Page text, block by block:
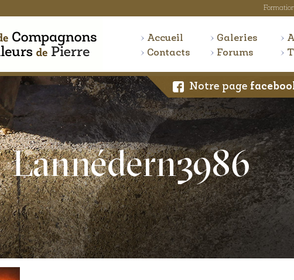
Accueil Galeries
Contacts
Forums
Notre page
Lannédern3986